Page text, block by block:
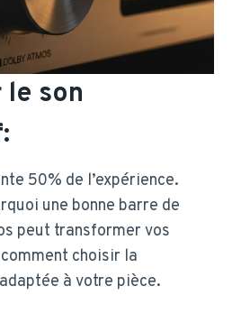
le son
50% de l’expérience.
une bonne barre de
peut transformer vos
choisir la
à votre pièce.